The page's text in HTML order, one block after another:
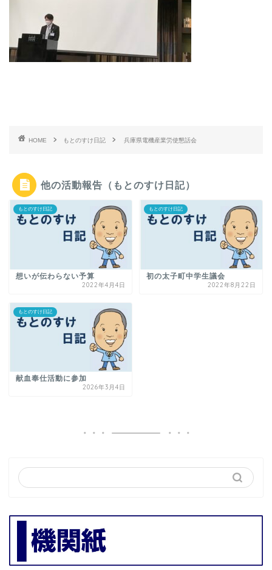
HOME もとのすけ日記 兵庫県電機産業労使懇話会
他の活動報告（もとのすけ日記）
もとのすけ日記
想いが伝わらない予算
2022年4月4日
もとのすけ日記
初の太子町中学生議会
2022年8月22日
もとのすけ日記
献血奉仕活動に参加
2026年3月4日